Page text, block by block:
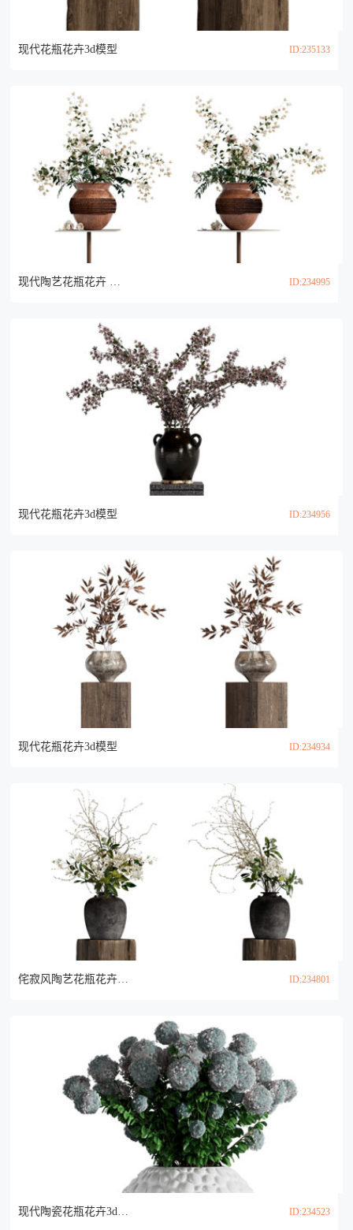
现代花瓶花卉3d模型 ID:235133
现代陶艺花瓶花卉 摆件组合3d模型 ID:234995
现代花瓶花卉3d模型 ID:234956
现代花瓶花卉3d模型 ID:234934
侘寂风陶艺花瓶花卉3d模型 ID:234801
现代陶瓷花瓶花卉3d模型 ID:234523